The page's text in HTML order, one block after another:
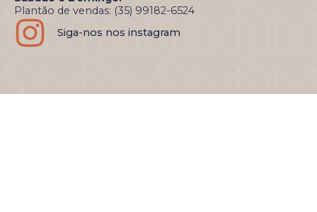
Plantão de vendas: (35) 99182-6524
Siga-nos nos instagram